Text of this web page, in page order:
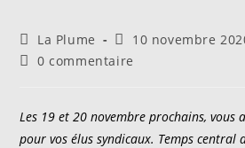
Auteur/autrice
de
La Plume
Publication
publiée :
10 novembre
Commentaires
publication :
0 commentaire
Les 19 et 20 novembre prochains, vous
pour vos élus syndicaux. Temps central